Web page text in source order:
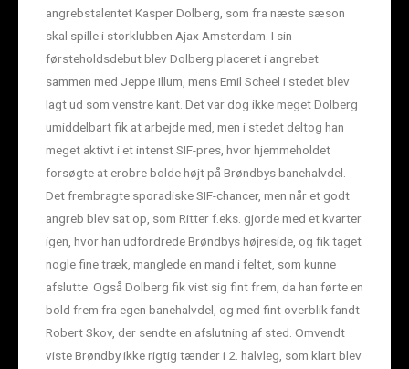
angrebstalentet Kasper Dolberg, som fra næste sæson
skal spille i storklubben Ajax Amsterdam. I sin
førsteholdsdebut blev Dolberg placeret i angrebet
sammen med Jeppe Illum, mens Emil Scheel i stedet blev
lagt ud som venstre kant. Det var dog ikke meget Dolberg
umiddelbart fik at arbejde med, men i stedet deltog han
meget aktivt i et intenst SIF-pres, hvor hjemmeholdet
forsøgte at erobre bolde højt på Brøndbys banehalvdel.
Det frembragte sporadiske SIF-chancer, men når et godt
angreb blev sat op, som Ritter f.eks. gjorde med et kvarter
igen, hvor han udfordrede Brøndbys højreside, og fik taget
nogle fine træk, manglede en mand i feltet, som kunne
afslutte. Også Dolberg fik vist sig fint frem, da han førte en
bold frem fra egen banehalvdel, og med fint overblik fandt
Robert Skov, der sendte en afslutning af sted. Omvendt
viste Brøndby ikke rigtig tænder i 2. halvleg, som klart blev